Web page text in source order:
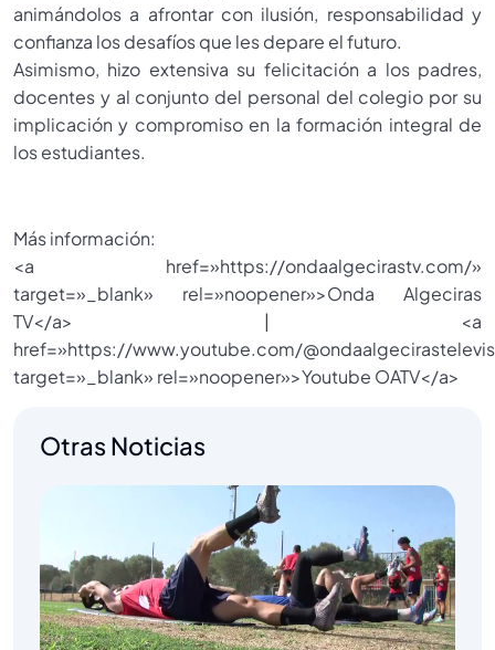
animándolos a afrontar con ilusión, responsabilidad y
confianza los desafíos que les depare el futuro.
Asimismo, hizo extensiva su felicitación a los padres,
docentes y al conjunto del personal del colegio por su
implicación y compromiso en la formación integral de
los estudiantes.
Más información:
<a href=»https://ondaalgecirastv.com/»
target=»_blank» rel=»noopener»>Onda Algeciras
TV</a> | <a
href=»https://www.youtube.com/
target=»_blank» rel=»noopener»>Youtube OATV</a>
Otras Noticias